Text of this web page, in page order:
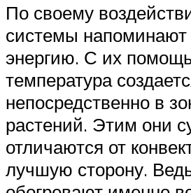
По своему
системы напоминают
энергию. С их
температура
непосредственно в
растений. Этим они
отличаются от
лучшую сторону.